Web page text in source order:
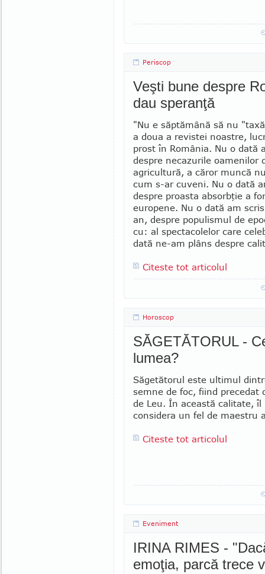
Periscop
Veşti bune despre
dau speranţă
"Nu e săptămână să nu
a doua a revistei noastre,
prost în România. Nu o dată
despre necazurile oamenilor
agricultură, a căror muncă
cum s-ar cuveni. Nu o dată
despre proasta absorb­ţie a
europene. Nu o dată am
an, despre populis­mul de
cu: al spectacolelor care
dată ne-am plâns despre
Citeste tot articolul
Horoscop
SĂGETĂTORUL -
lumea?
Săgetătorul este ultimul
semne de foc, fiind precedat
de Leu. În aceas­tă calitate, îl
considera un fel de maestru
Citeste tot articolul
Eveniment
IRINA RIMES -
emoţia, parcă trece